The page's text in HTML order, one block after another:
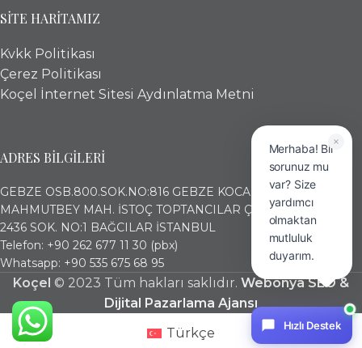
SİTE HARİTAMIZ
Kvkk Politikası
Çerez Politikası
Koçel İnternet Sitesi Aydınlatma Metni
ADRES BİLGİLERİ
GEBZE OSB.800.SOK.NO:816 GEBZE KOCAELİ
MAHMUTBEY MAH. İSTOÇ TOPTANCILAR ÇARŞISI (17. ADA)
2436 SOK. NO:1 BAĞCILAR İSTANBUL
Telefon: +90 262 677 11 30 (pbx)
Whatsapp: +90 535 675 68 95
Koçel © 2023 Tüm hakları saklıdır. Webonya SEO &
Dijital Pazarlama Ajansı
Türkçe
Merhaba! Bir
sorunuz mu
var? Size
yardımcı
olmaktan
mutluluk
duyarım.
Hızlı Destek